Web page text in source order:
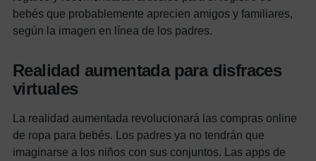
bebés que probablemente aprecien amigos y familiares,
según la imagen en línea de los padres.
Realidad aumentada para disfraces
virtuales
La realidad aumentada revolucionará las compras online
de ropa para bebés. Los padres ya no tendrán que
imaginarse a los niños con sus conjuntos. Las apps de